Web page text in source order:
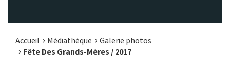
Accueil Médiathèque
Galerie photos
Fête Des Grands-Mères / 2017